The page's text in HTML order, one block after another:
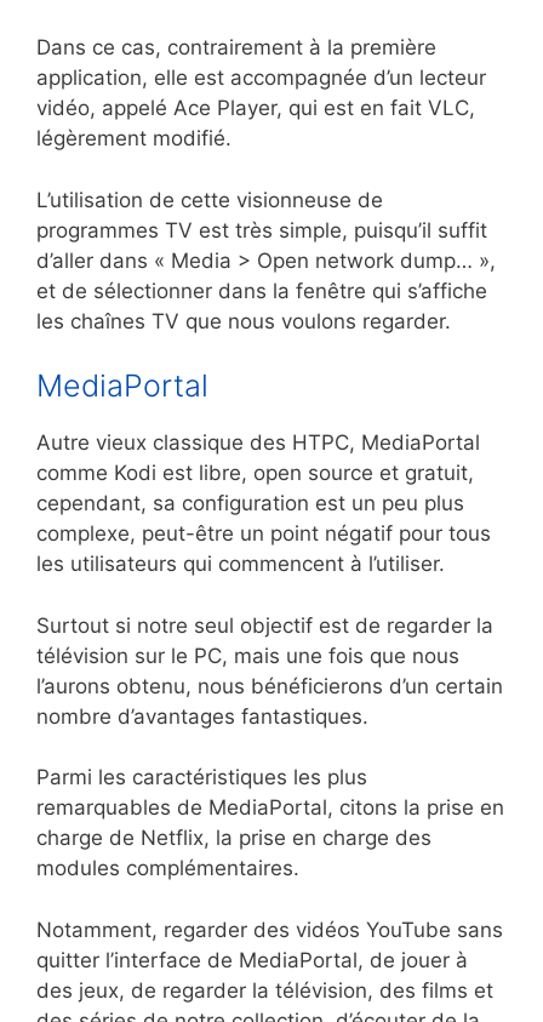
Dans ce cas, contrairement à la première
application, elle est accompagnée d’un lecteur
vidéo, appelé Ace Player, qui est en fait VLC,
légèrement modifié.
L’utilisation de cette visionneuse de
programmes TV est très simple, puisqu’il suffit
d’aller dans « Media > Open network dump… »,
et de sélectionner dans la fenêtre qui s’affiche
les chaînes TV que nous voulons regarder.
MediaPortal
Autre vieux classique des HTPC, MediaPortal
comme Kodi est libre, open source et gratuit,
cependant, sa configuration est un peu plus
complexe, peut-être un point négatif pour tous
les utilisateurs qui commencent à l’utiliser.
Surtout si notre seul objectif est de regarder la
télévision sur le PC, mais une fois que nous
l’aurons obtenu, nous bénéficierons d’un certain
nombre d’avantages fantastiques.
Parmi les caractéristiques les plus
remarquables de MediaPortal, citons la prise en
charge de Netflix, la prise en charge des
modules complémentaires.
Notamment, regarder des vidéos YouTube sans
quitter l’interface de MediaPortal, de jouer à
des jeux, de regarder la télévision, des films et